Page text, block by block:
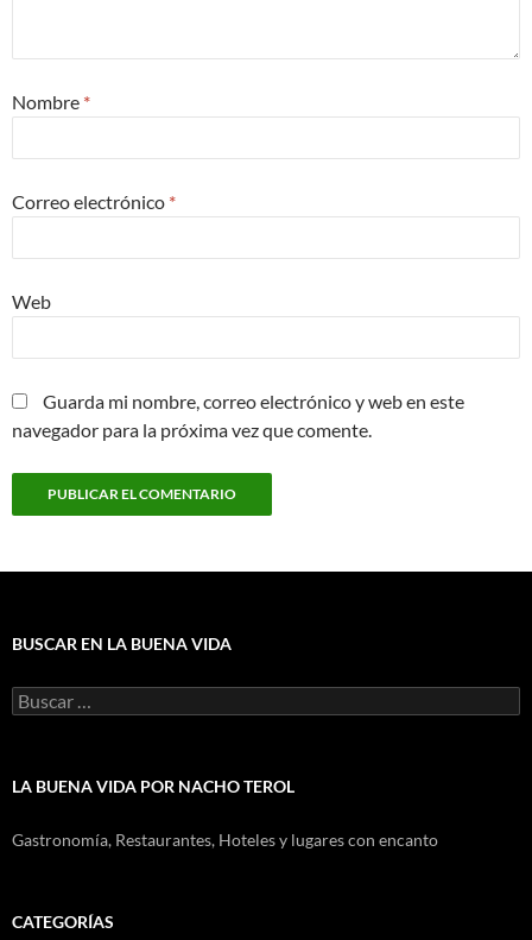
Nombre *
Correo electrónico *
Web
Guarda mi nombre, correo electrónico y web en este
navegador para la próxima vez que comente.
BUSCAR EN LA BUENA VIDA
Buscar:
LA BUENA VIDA POR NACHO TEROL
Gastronomía, Restaurantes, Hoteles y lugares con encanto
CATEGORÍAS